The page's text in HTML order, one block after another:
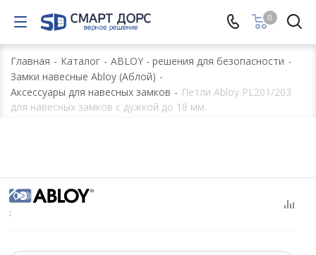
0
Главная - Каталог - ABLOY - решения для безопасности -
Замки навесные Abloy (Аблой) -
Аксессуары для навесных замков - Петли Abloy PL201/203
для навесных замков с дужкой до 18 мм.
: